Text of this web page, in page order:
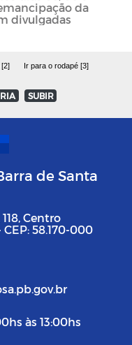
da
divulgadas
Ir para o rodapé [3]
SUBIR
de Santa
Centro
58.170-000
às 13:00hs